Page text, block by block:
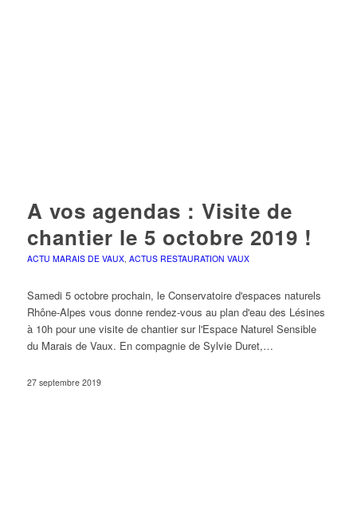
A vos agendas : Visite de
chantier le 5 octobre 2019 !
ACTU MARAIS DE VAUX, ACTUS RESTAURATION VAUX
Samedi 5 octobre prochain, le Conservatoire d'espaces naturels
Rhône-Alpes vous donne rendez-vous au plan d'eau des Lésines
à 10h pour une visite de chantier sur l'Espace Naturel Sensible
du Marais de Vaux. En compagnie de Sylvie Duret,…
27 septembre 2019